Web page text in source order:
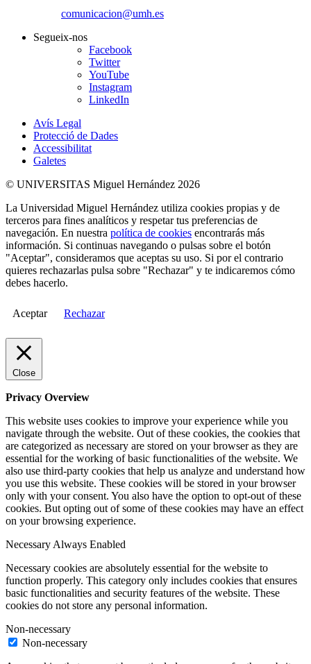
comunicacion@umh.es
Segueix-nos
Facebook
Twitter
YouTube
Instagram
LinkedIn
Avís Legal
Protecció de Dades
Accessibilitat
Galetes
© UNIVERSITAS Miguel Hernández 2026
La Universidad Miguel Hernández utiliza cookies propias y de
terceros para fines analíticos y respetar tus preferencias de
navegación. En nuestra política de cookies encontrarás más
información. Si continuas navegando o pulsas sobre el botón
"Aceptar", consideramos que aceptas su uso. Si por el contrario
quieres rechazarlas pulsa sobre "Rechazar" y te indicaremos cómo
debes hacerlo.
Aceptar Rechazar
Close
Privacy Overview
This website uses cookies to improve your experience while you
navigate through the website. Out of these cookies, the cookies that
are categorized as necessary are stored on your browser as they are
essential for the working of basic functionalities of the website. We
also use third-party cookies that help us analyze and understand how
you use this website. These cookies will be stored in your browser
only with your consent. You also have the option to opt-out of these
cookies. But opting out of some of these cookies may have an effect
on your browsing experience.
Necessary Always Enabled
Necessary cookies are absolutely essential for the website to
function properly. This category only includes cookies that ensures
basic functionalities and security features of the website. These
cookies do not store any personal information.
Non-necessary
Non-necessary